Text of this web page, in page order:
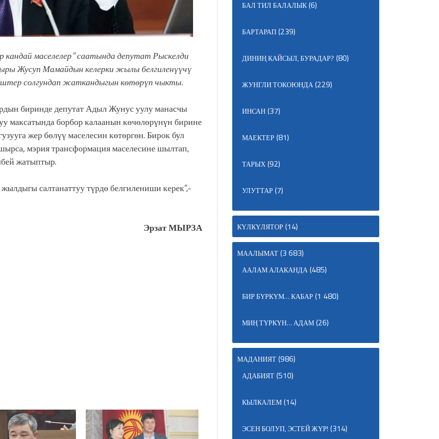
маселелер” саатында депутат Рыскелди
Жусуп Мамайдын келерки жылы белгиленүүчү
солгундап жаткандыгын көтөрүп чыкты.
биринде депутат Адыл Жунус уулу манасчы
борбор калаанын көчөлөрүнүн бирине
жер бөлүү маселесин көтөргөн. Бирок бул
мэрия трансформация маселесине шылтап,
жатыптыр.
салтанаттуу түрдө белгилениши керек”,-
Эрзат МЫРЗА
БАЛ ТИЛ БАЛАЛЫК(6)
БАРТАРАП(239)
ДИНИҢ КАЙСЫЛ, БУРАДАР? (80)
ЖУНГЛИ ТОКОЮНДА(229)
ИНСАН(37)
МАЕКТЕР(81)
ТАРЫХ(92)
УЛУТТАР(7)
КҮЛКҮЛЯТОР(14)
МААЛЫМАТ(3 683)
ААЛАМ АЛАКАНДА(485)
БИР БҮРКҮМ… КАБАР(1 480)
МИҢ ТҮРКҮН… АДАМ(26)
МАДАНИЯТ(986)
АДАБИЯТ(510)
КЫЛКАЛЕМ(14)
ЭСЕН БОЛУП, ЭСТЕЙ ЖҮР! (314)